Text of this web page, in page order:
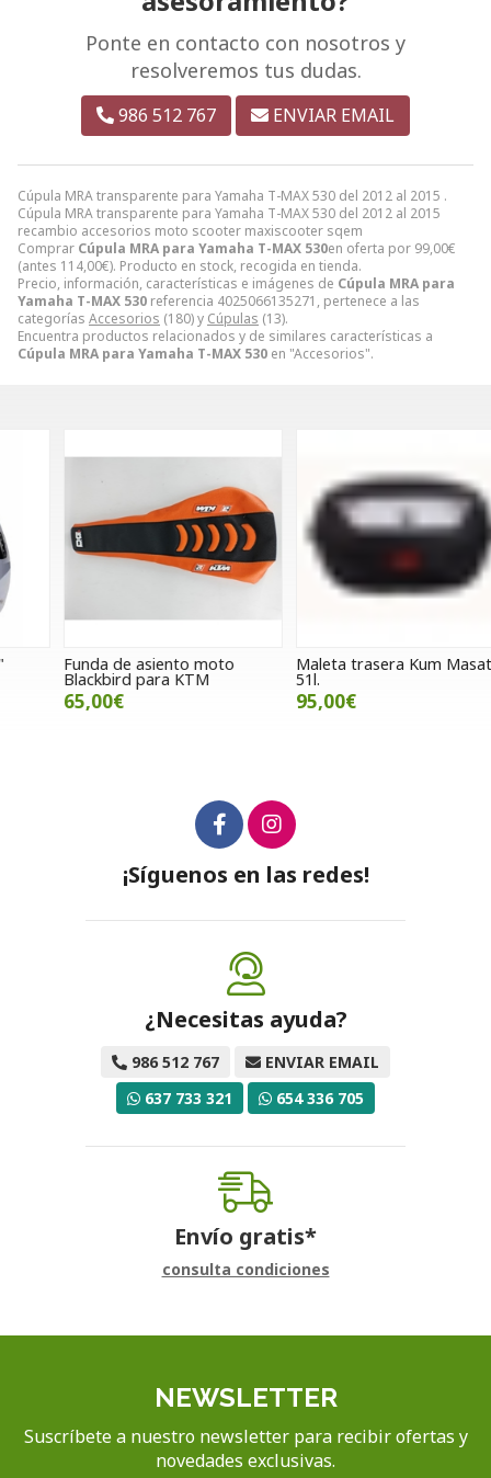
Cúpula MRA transparente para Yamaha T-MAX 530 del 2012 al 2015 .
Cúpula MRA transparente para Yamaha T-MAX 530 del 2012 al 2015
recambio accesorios moto scooter maxiscooter sqem
Comprar Cúpula MRA para Yamaha T-MAX 530en oferta por 99,00€
(antes 114,00€). Producto en stock, recogida en tienda.
Precio, información, características e imágenes de Cúpula MRA para
Yamaha T-MAX 530 referencia 4025066135271, pertenece a las
categorías Accesorios (180) y Cúpulas (13).
Encuentra productos relacionados y de similares características a
Cúpula MRA para Yamaha T-MAX 530 en "Accesorios".
Ponte en contacto con nosotros y
resolveremos tus dudas.
986 512 767 ENVIAR EMAIL
Funda de asiento moto
Blackbird para KTM
65,00€
Maleta trasera Kum Masat
95,00€
¡Síguenos en las redes!
¿Necesitas ayuda?
986 512 767
ENVIAR EMAIL
637 733 321
654 336 705
Envío gratis*
consulta condiciones
NEWSLETTER
Suscríbete a nuestro newsletter para recibir ofertas y
novedades exclusivas.